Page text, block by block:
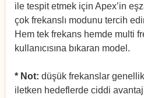
ile tespit etmek için Apex’in
çok frekanslı modunu tercih
Hem tek frekans hemde multi
kullanıcısına bıkaran model.
* Not: düşük frekanslar
iletken hedeflerde ciddi